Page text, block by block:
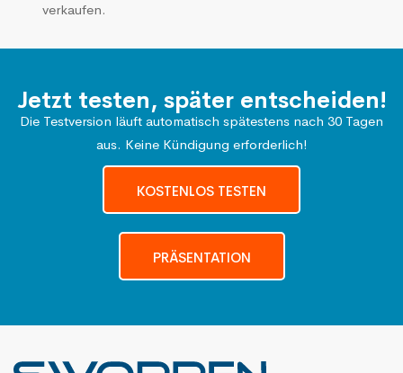
verkaufen.
Jetzt testen, später entscheiden!
Die Testversion läuft automatisch spätestens nach 30 Tagen
aus. Keine Kündigung erforderlich!
KOSTENLOS TESTEN
PRÄSENTATION